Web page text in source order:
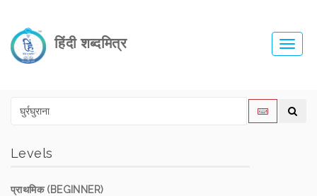
हिंदी शब्दमित्र
Levels
प्राथमिक (BEGINNER)